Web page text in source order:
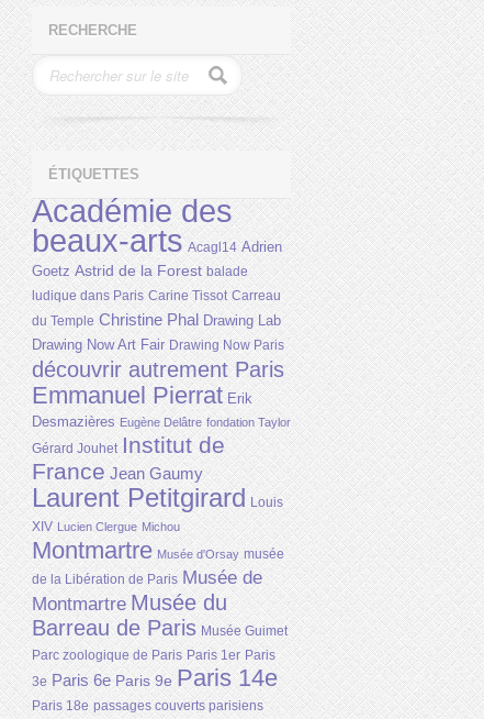
RECHERCHE
ÉTIQUETTES
Académie des
beaux-arts Acagl14 Adrien
Goetz Astrid de la Forest balade
ludique dans Paris Carine Tissot Carreau
du Temple Christine Phal Drawing Lab
Drawing Now Art Fair Drawing Now Paris
découvrir autrement Paris
Emmanuel Pierrat Erik
Desmazières Eugène Delâtre fondation Taylor
Gérard Jouhet Institut de
France Jean Gaumy
Laurent Petitgirard Louis
XIV Lucien Clergue Michou
Montmartre Musée d'Orsay musée
de la Libération de Paris Musée de
Montmartre Musée du
Barreau de Paris Musée Guimet
Parc zoologique de Paris Paris 1er Paris
3e Paris 6e Paris 9e Paris 14e
Paris 18e passages couverts parisiens